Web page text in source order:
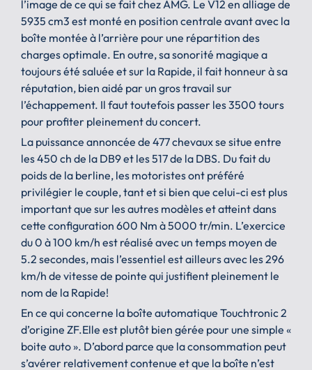
l’image de ce qui se fait chez AMG. Le V12 en alliage de
5935 cm3 est monté en position centrale avant avec la
boîte montée à l’arrière pour une répartition des
charges optimale. En outre, sa sonorité magique a
toujours été saluée et sur la Rapide, il fait honneur à sa
réputation, bien aidé par un gros travail sur
l’échappement. Il faut toutefois passer les 3500 tours
pour profiter pleinement du concert.
La puissance annoncée de 477 chevaux se situe entre
les 450 ch de la DB9 et les 517 de la DBS. Du fait du
poids de la berline, les motoristes ont préféré
privilégier le couple, tant et si bien que celui-ci est plus
important que sur les autres modèles et atteint dans
cette configuration 600 Nm à 5000 tr/min. L’exercice
du 0 à 100 km/h est réalisé avec un temps moyen de
5.2 secondes, mais l’essentiel est ailleurs avec les 296
km/h de vitesse de pointe qui justifient pleinement le
nom de la Rapide!
En ce qui concerne la boîte automatique Touchtronic 2
d’origine ZF.Elle est plutôt bien gérée pour une simple «
boite auto ». D’abord parce que la consommation peut
s’avérer relativement contenue et que la boîte n’est